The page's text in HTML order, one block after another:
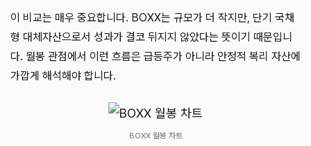
이 비교는 매우 중요합니다. BOXX는 규모가 더 작지만, 단기 국채
형 대체자산으로서 성과가 결코 뒤지지 않았다는 뜻이기 때문입니
다. 월봉 관점에서 이런 흐름은 급등주가 아니라 안정적 복리 자산에
가깝게 해석해야 합니다.
BOXX 월봉 차트